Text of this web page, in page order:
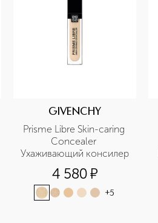
GIVENCHY
Prisme Libre Skin-caring
Concealer
Ухаживающий консилер
4 580¤
+5